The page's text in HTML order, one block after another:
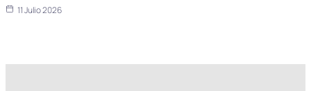
11 Julio 2026